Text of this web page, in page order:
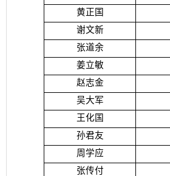
黄正国
谢文新
张道余
姜立敏
赵志金
吴大军
王化国
孙君友
周学应
张传付